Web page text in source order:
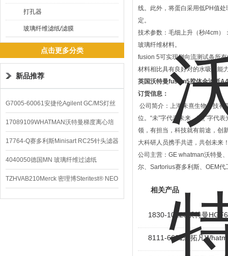
打孔器
玻璃纤维滤纸/滤膜
点击更多分类
新品推荐
G7005-60061安捷伦Agilent GC/MS灯丝
配件
17089109WHATMAN沃特曼梯度离心培
养基
17764-Q赛多利斯Minisart RC25针头滤器
4040050德国MN 玻璃纤维过滤纸
TZHVAB210Merck 密理博Steritest® NEO
设备
线。此外，将蛋白采用低PH值
定。
技术参数：毛细上升（秒/4cm
玻璃纤维材料。
fusion 5可实现侧向流测试条所
材料相比具有良好对的水吸收能
英国沃特曼fusion5胶体金滤纸
订货信息：
公司简介：上海未熹生物科技
位。“未”字代表未来，“熹”字代
领，有担当，科技就有前途，创
大科研人员携手共进，共创未来
公司主营：GE whatman沃特曼
尔、Sartorius赛多利斯、OEM
相关产品
1830-10125沃特曼
8111-6621思拓凡